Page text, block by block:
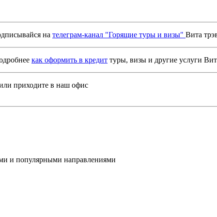
на телеграм-канал "Горящие туры и визы" Вита
как оформить в кредит туры, визы и другие услуги
приходите в наш офис
и популярными направлениями